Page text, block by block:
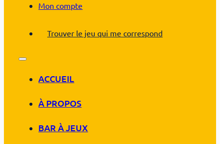
Mon compte
Trouver le jeu qui me correspond
ACCUEIL
À PROPOS
BAR À JEUX